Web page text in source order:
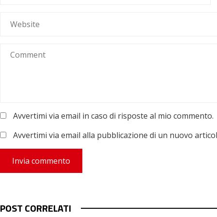
Avvertimi via email in caso di risposte al mio commento.
Avvertimi via email alla pubblicazione di un nuovo
POST CORRELATI